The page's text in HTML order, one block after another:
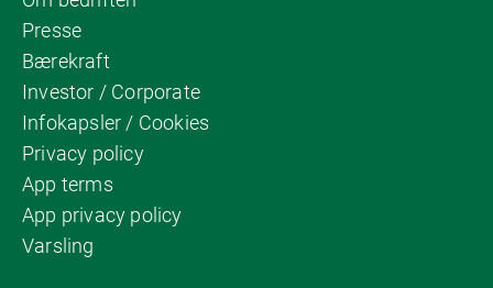
Presse
Bærekraft
Investor / Corporate
Infokapsler / Cookies
Privacy policy
App terms
App privacy policy
Varsling